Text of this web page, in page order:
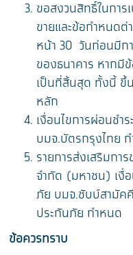
ขอสงวนสิทธิ์ในการ
ขายและข้อกำหนดต่
หน้า 30 วันก่อนมีก
ของธนาคาร หากมี
เป็นที่สิ้นสุด ทั้งนี้ ขึ้
หลัก
เงื่อนไขการผ่อนชำ
บมจ.บัตรกรุงไทย
รายการส่งเสริมกา
จำกัด (มหาชน) เงื่
ภัย บมจ.ชับบ์สามัค
ประกันภัย กำหนด
ข้อควรทราบ